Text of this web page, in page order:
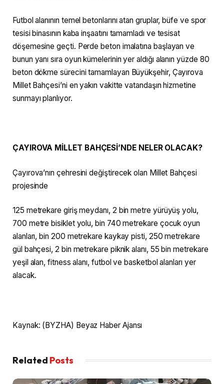
Futbol alanının temel betonlarını atan gruplar, büfe ve spor
tesisi binasının kaba inşaatını tamamladı ve tesisat
döşemesine geçti. Perde beton imalatına başlayan ve
bunun yanı sıra oyun kümelerinin yer aldığı alanın yüzde 80
beton dökme sürecini tamamlayan Büyükşehir, Çayırova
Millet Bahçesi’ni en yakın vakitte vatandaşın hizmetine
sunmayı planlıyor.
ÇAYIROVA MİLLET BAHÇESİ’NDE NELER OLACAK?
Çayırova’nın çehresini değiştirecek olan Millet Bahçesi
projesinde
125 metrekare giriş meydanı, 2 bin metre yürüyüş yolu,
700 metre bisiklet yolu, bin 740 metrekare çocuk oyun
alanları, bin 200 metrekare kaykay pisti, 250 metrekare
gül bahçesi, 2 bin metrekare piknik alanı, 55 bin metrekare
yeşil alan, fitness alanı, futbol ve basketbol alanları yer
alacak.
Kaynak: (BYZHA) Beyaz Haber Ajansı
Related Posts